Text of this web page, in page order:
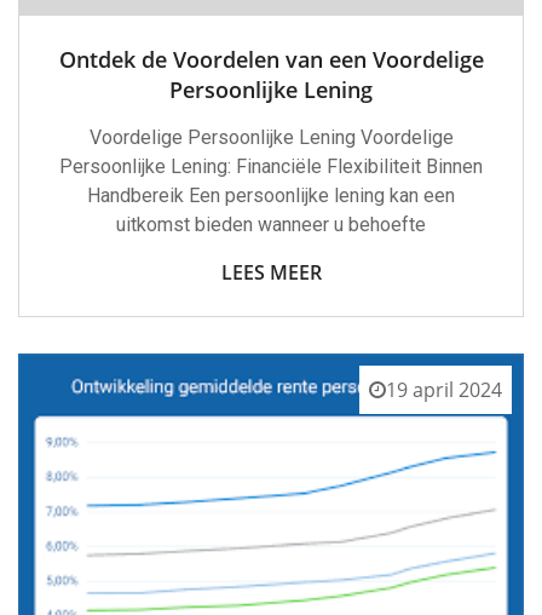
Ontdek de Voordelen van een Voordelige
Persoonlijke Lening
Voordelige Persoonlijke Lening Voordelige
Persoonlijke Lening: Financiële Flexibiliteit Binnen
Handbereik Een persoonlijke lening kan een
uitkomst bieden wanneer u behoefte
LEES MEER
19 april 2024